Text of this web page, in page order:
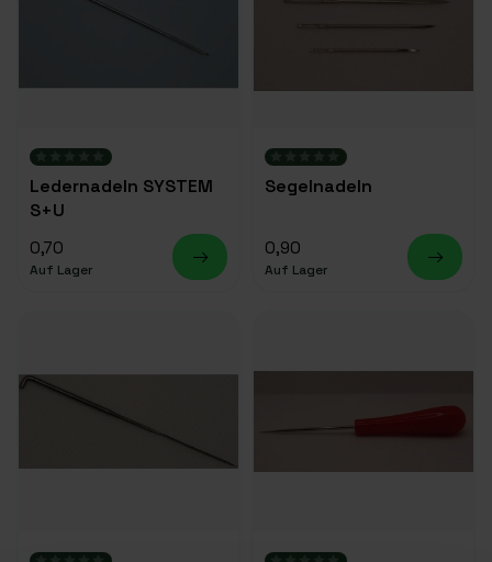
Ledernadeln SYSTEM
S+U
0,70
Auf Lager
Segelnadeln
0,90
Auf Lager